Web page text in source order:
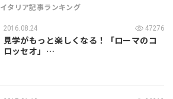
イタリア記事ランキング
2016.08.24 47276
見学がもっと楽しくなる！「ローマのコ
ロッセオ」…